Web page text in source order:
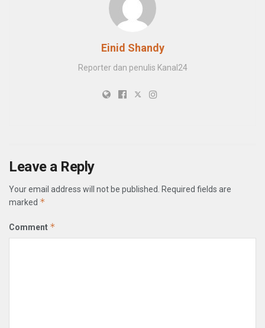
Einid Shandy
Reporter dan penulis Kanal24
Leave a Reply
Your email address will not be published. Required fields are
marked *
Comment *